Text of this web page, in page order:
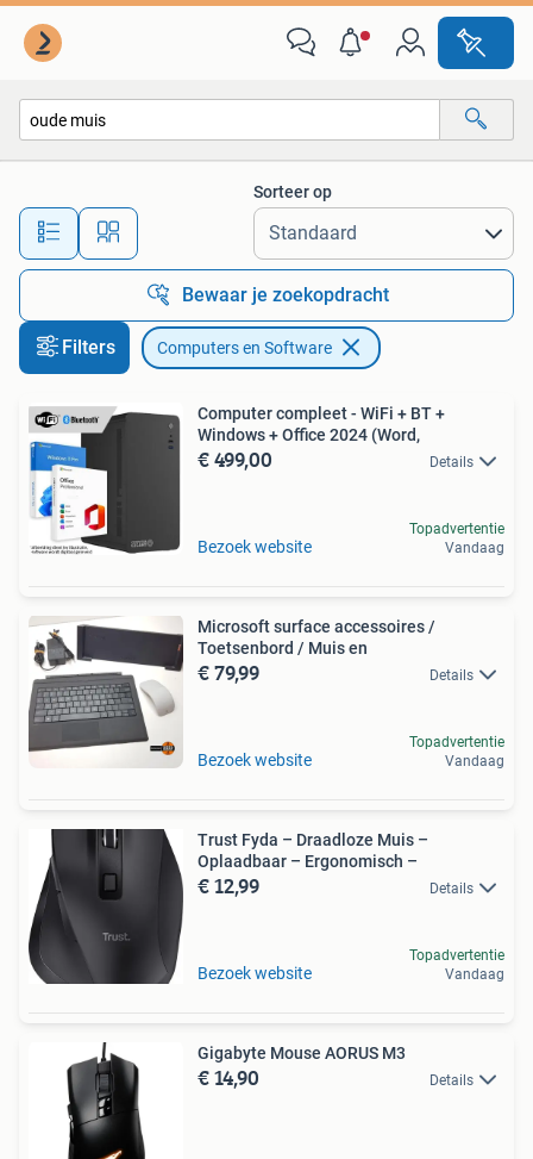
Alle afstanden…
Sorteer op
Bewaar je zoekopdracht
Filters Computers en Software
Computer compleet - WiFi + BT +
Windows + Office 2024 (Word,
€ 499,00 Details
Bezoek website
Topadvertentie
Vandaag
Microsoft surface accessoires /
Toetsenbord / Muis en
€ 79,99 Details
Bezoek website
Topadvertentie
Vandaag
Trust Fyda – Draadloze Muis –
Oplaadbaar – Ergonomisch –
€ 12,99 Details
Bezoek website
Topadvertentie
Vandaag
Gigabyte Mouse AORUS M3
€ 14,90 Details